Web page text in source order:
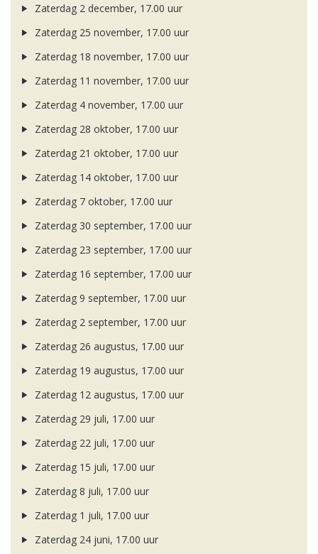
Zaterdag 2 december, 17.00 uur
Zaterdag 25 november, 17.00 uur
Zaterdag 18 november, 17.00 uur
Zaterdag 11 november, 17.00 uur
Zaterdag 4 november, 17.00 uur
Zaterdag 28 oktober, 17.00 uur
Zaterdag 21 oktober, 17.00 uur
Zaterdag 14 oktober, 17.00 uur
Zaterdag 7 oktober, 17.00 uur
Zaterdag 30 september, 17.00 uur
Zaterdag 23 september, 17.00 uur
Zaterdag 16 september, 17.00 uur
Zaterdag 9 september, 17.00 uur
Zaterdag 2 september, 17.00 uur
Zaterdag 26 augustus, 17.00 uur
Zaterdag 19 augustus, 17.00 uur
Zaterdag 12 augustus, 17.00 uur
Zaterdag 29 juli, 17.00 uur
Zaterdag 22 juli, 17.00 uur
Zaterdag 15 juli, 17.00 uur
Zaterdag 8 juli, 17.00 uur
Zaterdag 1 juli, 17.00 uur
Zaterdag 24 juni, 17.00 uur